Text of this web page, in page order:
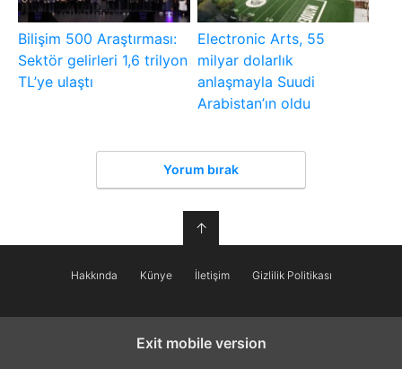
Bilişim 500 Araştırması:
Sektör gelirleri 1,6 trilyon
TL’ye ulaştı
Electronic Arts, 55
milyar dolarlık
anlaşmayla Suudi
Arabistan’ın oldu
Yorum bırak
↑
Hakkında Künye İletişim Gizlilik Politikası
Exit mobile version